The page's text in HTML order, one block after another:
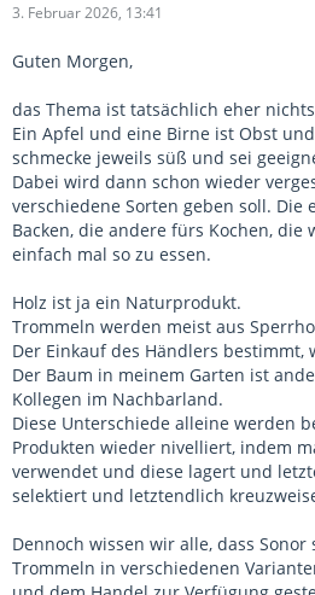
3. Februar 2026, 13:41
Guten Morgen,
das Thema ist tatsächlich eher
Ein Apfel und eine Birne ist Obst
schmecke jeweils süß und sei
Dabei wird dann schon wieder
verschiedene Sorten geben soll. Die
Backen, die andere fürs Kochen, die
einfach mal so zu essen.
Holz ist ja ein Naturprodukt.
Trommeln werden meist aus
Der Einkauf des Händlers bestimmt,
Der Baum in meinem Garten ist
Kollegen im Nachbarland.
Diese Unterschiede alleine werden
Produkten wieder nivelliert, indem
verwendet und diese lagert und
selektiert und letztendlich
Dennoch wissen wir alle, dass
Trommeln in verschiedenen